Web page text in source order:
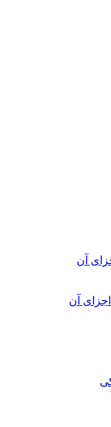
آن
آن